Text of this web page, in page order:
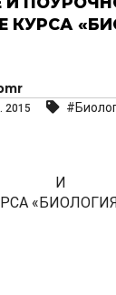
КУРСА
2015
И